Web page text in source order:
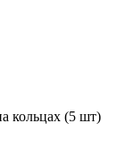
кольцах (5 шт)